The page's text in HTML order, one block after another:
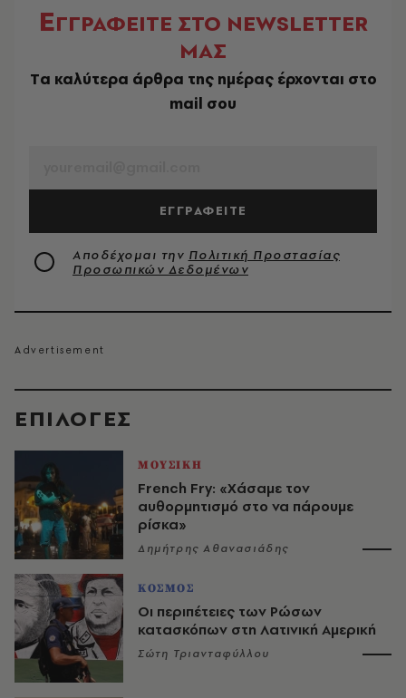
EΠΙΛΟΓΈΣ
ΜΟΥΣΙΚΗ
French Fry: «Χάσαμε τον
αυθορμητισμό στο να πάρουμε
ρίσκα»
Δημήτρης Αθανασιάδης
ΚΟΣΜΟΣ
Οι περιπέτειες των Ρώσων
κατασκόπων στη Λατινική Αμερική
Σώτη Τριανταφύλλου
ΕΓΓΡΑΦΕΙΤΕ ΣΤΟ NEWSLETTER
ΜΑΣ
Tα καλύτερα άρθρα της ημέρας έρχονται στο
mail σου
ΕΓΓΡΑΦΕΙΤΕ
Αποδέχομαι την Πολιτική Προστασίας
Προσωπικών Δεδομένων